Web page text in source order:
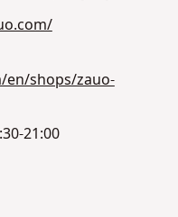
en/shops/zauo-
21:00